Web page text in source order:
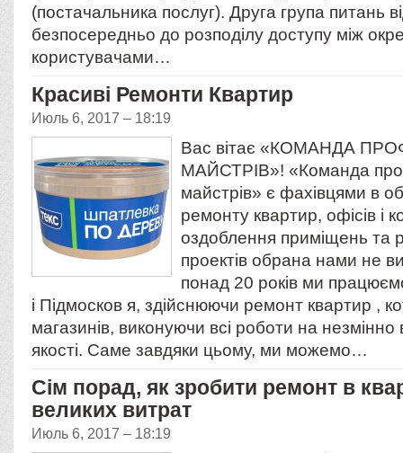
(постачальника послуг). Друга група питань
безпосередньо до розподілу доступу між
користувачами…
Красиві Ремонти Квартир
Июль 6, 2017 – 18:19
Вас вітає «КОМАНДА
МАЙСТРІВ»! «Команда
майстрів» є фахівцями в
ремонту квартир, офісів і
оздоблення приміщень та
проектів обрана нами не
понад 20 років ми
і Підмосков я, здійснюючи ремонт квартир ,
магазинів, виконуючи всі роботи на незмінно
якості. Саме завдяки цьому, ми можемо…
Сім порад, як зробити ремонт в
великих витрат
Июль 6, 2017 – 18:19